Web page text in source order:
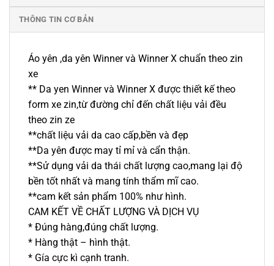
THÔNG TIN CƠ BẢN
Áo yên ,da yên Winner và Winner X chuẩn theo zin
xe
** Da yen Winner và Winner X được thiết kế theo
form xe zin,từ đường chỉ đến chất liệu vải đều
theo zin ze
**chất liệu vải da cao cấp,bền và đẹp
**Da yên được may tỉ mỉ và cẩn thận.
**Sử dụng vải da thái chất lượng cao,mang lại độ
bền tốt nhất và mang tính thẩm mĩ cao.
**cam kết sản phẩm 100% như hình.
CAM KẾT VỀ CHẤT LƯỢNG VÀ DỊCH VỤ
* Đúng hàng,đúng chất lượng.
* Hàng thật – hình thật.
* Gía cực kì cạnh tranh.